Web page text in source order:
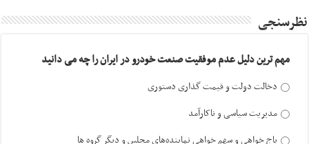
نظرسنجی
مهم ترین دلیل عدم موفقیت صنعت خودرو در ایران را چه می دانید
دخالت دولت و قیمت گذاری دستوری
مدیریت سیاسی و ناکارآمد
باج خواهی و سهم خواهی نماینده‌های مجلس و دیگر گروه ها